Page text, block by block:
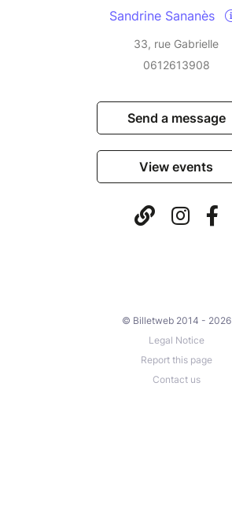
Sandrine Sananès
33, rue Gabrielle
0612613908
Send a message
View events
© Billetweb 2014 - 2026
Legal Notice
Report this page
Contact us